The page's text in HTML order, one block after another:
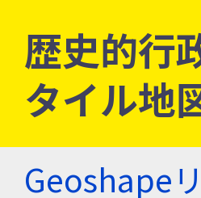
歴史的行
タイル地
Geoshape